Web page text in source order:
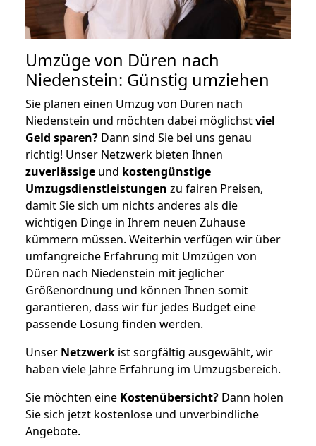
Umzüge von Düren nach
Niedenstein: Günstig umziehen
Sie planen einen Umzug von Düren nach
Niedenstein und möchten dabei möglichstviel
Geld sparen? Dann sind Sie bei uns genau
richtig! Unser Netzwerk bieten Ihnen
zuverlässige und kostengünstige
Umzugsdienstleistungen zu fairen Preisen,
damit Sie sich um nichts anderes als die
wichtigen Dinge in Ihrem neuen Zuhause
kümmern müssen. Weiterhin verfügen wir über
umfangreiche Erfahrung mit Umzügen von
Düren nach Niedenstein mit jeglicher
Größenordnung und können Ihnen somit
garantieren, dass wir für jedes Budget eine
passende Lösung finden werden.
Unser Netzwerk ist sorgfältig ausgewählt, wir
haben viele Jahre Erfahrung im Umzugsbereich.
Sie möchten eine Kostenübersicht? Dann holen
Sie sich jetzt kostenlose und unverbindliche
Angebote.